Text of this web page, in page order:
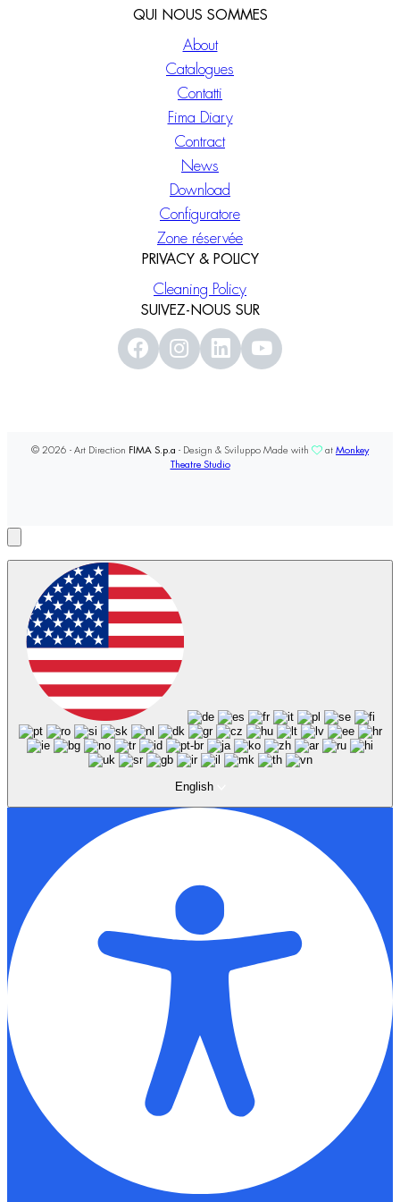
QUI NOUS SOMMES
About
Catalogues
Contatti
Fima Diary
Contract
News
Download
Configuratore
Zone réservée
PRIVACY & POLICY
Cleaning Policy
SUIVEZ-NOUS SUR
© 2026 - Art Direction FIMA S.p.a - Design & Sviluppo Made with at Monkey
Theatre Studio
English